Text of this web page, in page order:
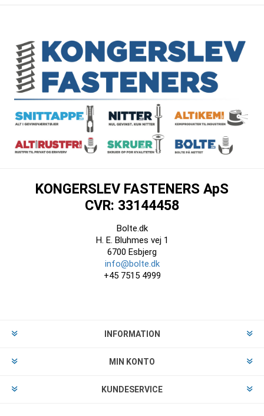
KONGERSLEV FASTENERS ApS
CVR: 33144458
Bolte.dk
H. E. Bluhmes vej 1
6700 Esbjerg
info@bolte.dk
+45 7515 4999
INFORMATION
MIN KONTO
KUNDESERVICE